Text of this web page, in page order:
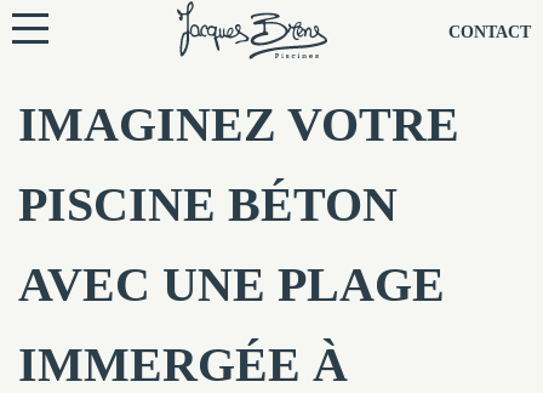
CONTACT
IMAGINEZ VOTRE
PISCINE BÉTON
AVEC UNE PLAGE
IMMERGÉE À
NOS PISCINES
NOTRE TECHNIQUE
NOS CONSEILS
NOS AGENCES